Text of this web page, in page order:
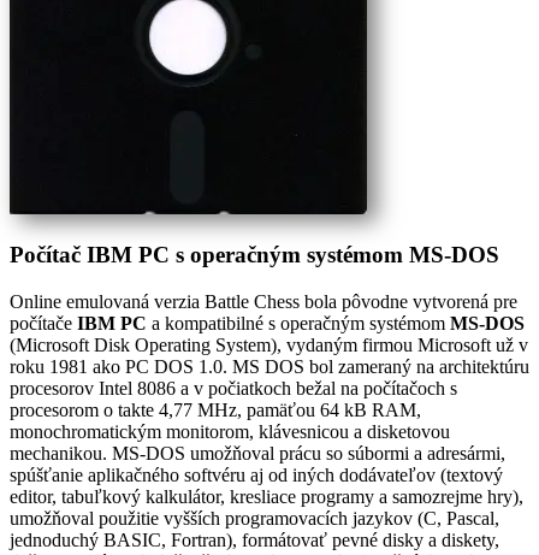
Počítač IBM PC s operačným systémom MS-DOS
Online emulovaná verzia Battle Chess bola pôvodne vytvorená pre
počítače IBM PC a kompatibilné s operačným systémom MS-DOS
(Microsoft Disk Operating System), vydaným firmou Microsoft už v
roku 1981 ako PC DOS 1.0. MS DOS bol zameraný na architektúru
procesorov Intel 8086 a v počiatkoch bežal na počítačoch s
procesorom o takte 4,77 MHz, pamäťou 64 kB RAM,
monochromatickým monitorom, klávesnicou a disketovou
mechanikou. MS-DOS umožňoval prácu so súbormi a adresármi,
spúšťanie aplikačného softvéru aj od iných dodávateľov (textový
editor, tabuľkový kalkulátor, kresliace programy a samozrejme hry),
umožňoval použitie vyšších programovacích jazykov (C, Pascal,
jednoduchý BASIC, Fortran), formátovať pevné disky a diskety,